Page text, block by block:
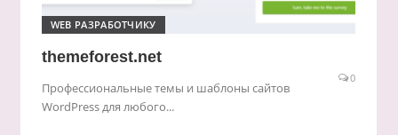
WEB РАЗРАБОТЧИКУ
themeforest.net
0
Профессиональные темы и шаблоны сайтов
WordPress для любого...